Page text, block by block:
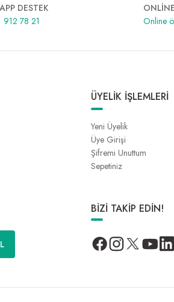
DESTEK
78 21
Online
ÜYELİK İŞLEMLERİ
Yeni Üyelik
Üye Girişi
Şifremi Unuttum
Sepetiniz
BİZİ TAKİP EDİN!